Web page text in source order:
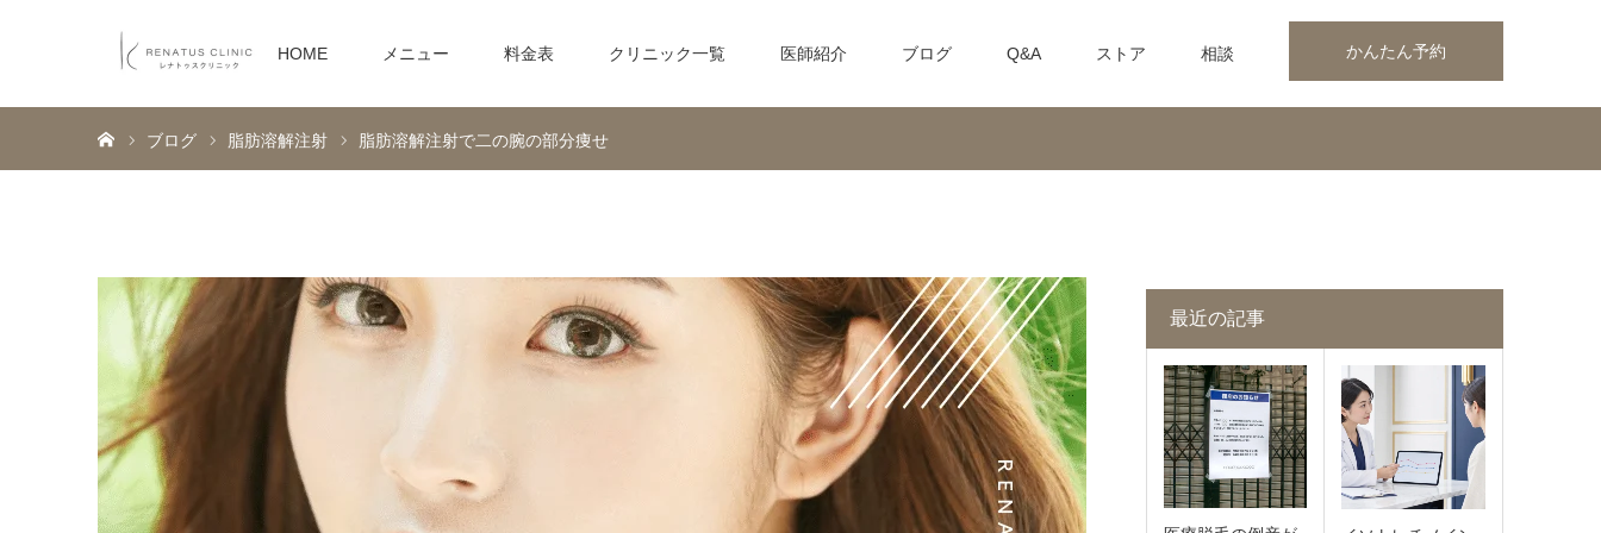
かんたん予約
HOME メニュー 料金表 クリニック一覧 医師紹介 ブログ Q&A ストア 相談
ブログ 脂肪溶解注射 脂肪溶解注射で二の腕の部分痩せ
最近の記事